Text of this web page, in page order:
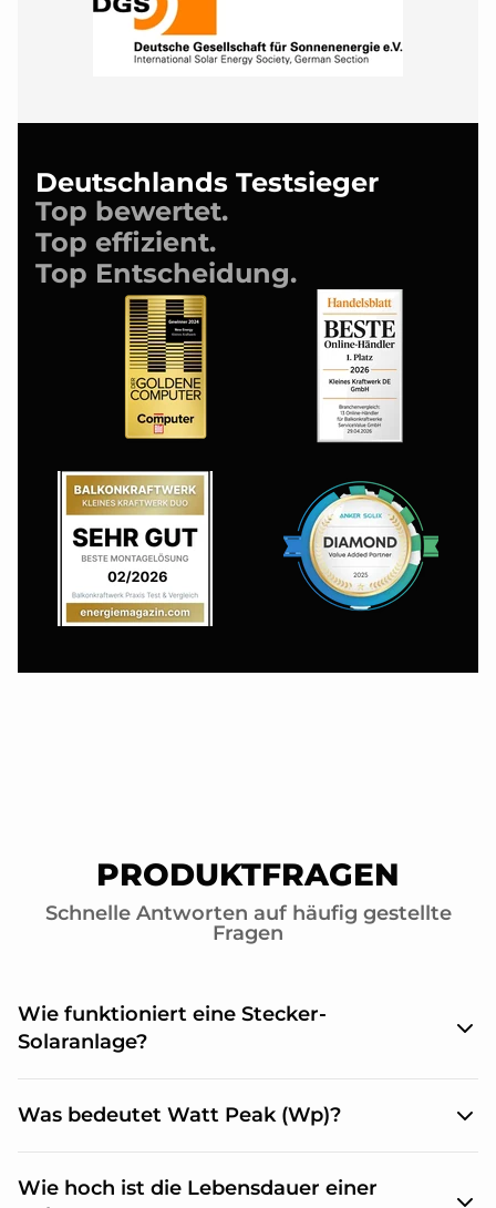
Deutschlands Testsieger
Top bewertet.
Top effizient.
Top Entscheidung.
PRODUKTFRAGEN
Schnelle Antworten auf häufig gestellte
Fragen
Wie funktioniert eine Stecker-
Solaranlage?
Sonne Gleichstrom. Der an den Modulen
haushaltsübliche Strom wird über das
Was bedeutet Watt Peak (Wp)?
von Photovoltaikmodulen wird in Watt Peak
Wie hoch ist die Lebensdauer einer